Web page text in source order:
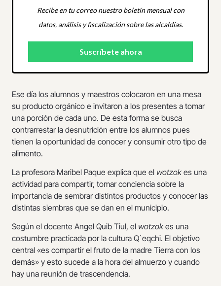
Recibe en tu correo nuestro boletín mensual con
datos, análisis y fiscalización sobre las alcaldías.
Ese día los alumnos y maestros colocaron en una mesa
su producto orgánico e invitaron a los presentes a tomar
una porción de cada uno. De esta forma se busca
contrarrestar la desnutrición entre los alumnos pues
tienen la oportunidad de conocer y consumir otro tipo de
alimento.
La profesora Maribel Paque explica que el wotzokes una
actividad para compartir, tomar conciencia sobre la
importancia de sembrar distintos productos y conocer las
distintas siembras que se dan en el municipio.
Según el docente Angel Quib Tiul, el wotzokes una
costumbre practicada por la cultura Q`eqchi. El objetivo
central «es compartir el fruto de la madre Tierra con los
demás» y esto sucede a la hora del almuerzo y cuando
hay una reunión de trascendencia.